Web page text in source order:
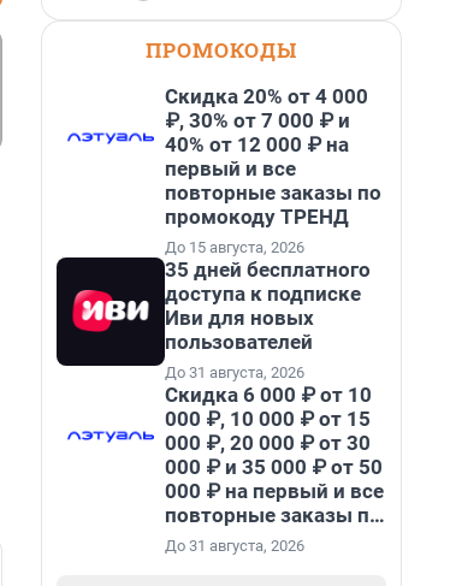
ПРОМОКОДЫ
Скидка 20% от 4 000
₽, 30% от 7 000 ₽ и
40% от 12 000 ₽ на
первый и все
повторные заказы по
промокоду ТРЕНД
До 15 августа, 2026
35 дней бесплатного
доступа к подписке
Иви для новых
пользователей
До 31 августа, 2026
Скидка 6 000 ₽ от 10
000 ₽, 10 000 ₽ от 15
000 ₽, 20 000 ₽ от 30
000 ₽ и 35 000 ₽ от 50
000 ₽ на первый и все
повторные заказы по
промокоду НАБЕРИ
До 31 августа, 2026